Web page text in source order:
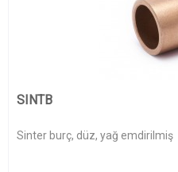
SINTB
Sinter burç, düz, yağ emdirilmiş